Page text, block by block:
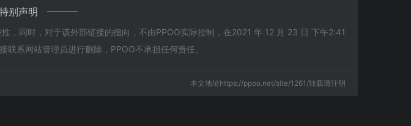
别声明
，同时，对于该外部链接的指向，不由PPOO实际控制，在2021 年 12 月 23 日 下午2:41
系网站管理员进行删除，PPOO不承担任何责任。
本文地址https://ppoo.net/site/1261/转载请注明